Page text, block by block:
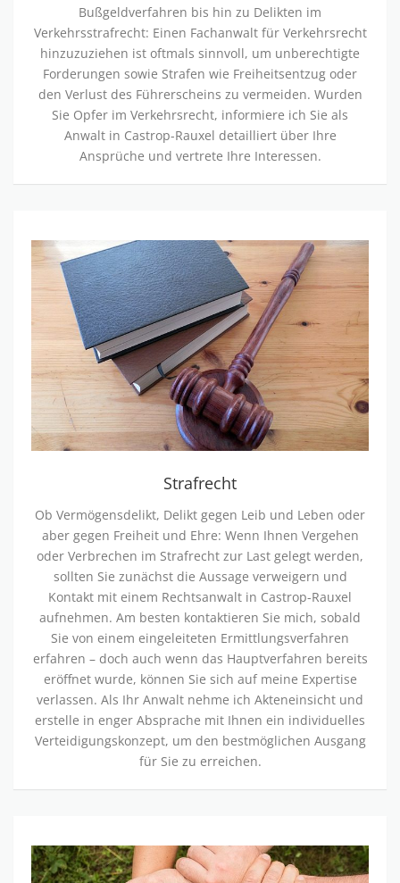
Bußgeldverfahren bis hin zu Delikten im
Verkehrsstrafrecht: Einen Fachanwalt für Verkehrsrecht
hinzuzuziehen ist oftmals sinnvoll, um unberechtigte
Forderungen sowie Strafen wie Freiheitsentzug oder
den Verlust des Führerscheins zu vermeiden. Wurden
Sie Opfer im Verkehrsrecht, informiere ich Sie als
Anwalt in Castrop-Rauxel detailliert über Ihre
Ansprüche und vertrete Ihre Interessen.
S
t
r
a
f
r
e
c
h
Strafrecht
Ob Vermögensdelikt, Delikt gegen Leib und Leben oder
aber gegen Freiheit und Ehre: Wenn Ihnen Vergehen
oder Verbrechen im Strafrecht zur Last gelegt werden,
sollten Sie zunächst die Aussage verweigern und
Kontakt mit einem Rechtsanwalt in Castrop-Rauxel
aufnehmen. Am besten kontaktieren Sie mich, sobald
Sie von einem eingeleiteten Ermittlungsverfahren
erfahren – doch auch wenn das Hauptverfahren bereits
eröffnet wurde, können Sie sich auf meine Expertise
verlassen. Als Ihr Anwalt nehme ich Akteneinsicht und
erstelle in enger Absprache mit Ihnen ein individuelles
Verteidigungskonzept, um den bestmöglichen Ausgang
für Sie zu erreichen.
F
a